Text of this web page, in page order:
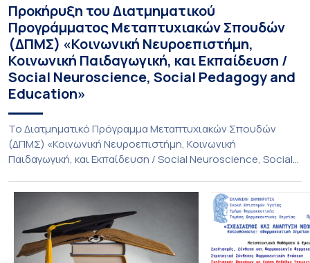
Προκήρυξη του Διατμηματικού
Προγράμματος Μεταπτυχιακών Σπουδών
(ΔΠΜΣ) «Κοινωνική Νευροεπιστήμη,
Κοινωνική Παιδαγωγική, και Εκπαίδευση /
Social Neuroscience, Social Pedagogy and
Education»
Το Διατμηματικό Πρόγραμμα Μεταπτυχιακών Σπουδών
(ΔΠΜΣ) «Κοινωνική Νευροεπιστήμη, Κοινωνική
Παιδαγωγική, και Εκπαίδευση / Social Neuroscience, Social
του Παιδαγωγικού Τμήματος Δημοτικής Εκπαίδευσης, της
Ιατρικής Σχολής και του Τμήματος Βιολογίας του Εθνικού
και Καποδιστριακού Πανεπιστημίου Αθηνών (ΕΚΠΑ),
Πρόκειται για ένα διεπιστημονικό και πρωτοποριακό
Μεταπτυχιακό Πρόγραμμα, αντίστοιχο με μεταπτυχιακά